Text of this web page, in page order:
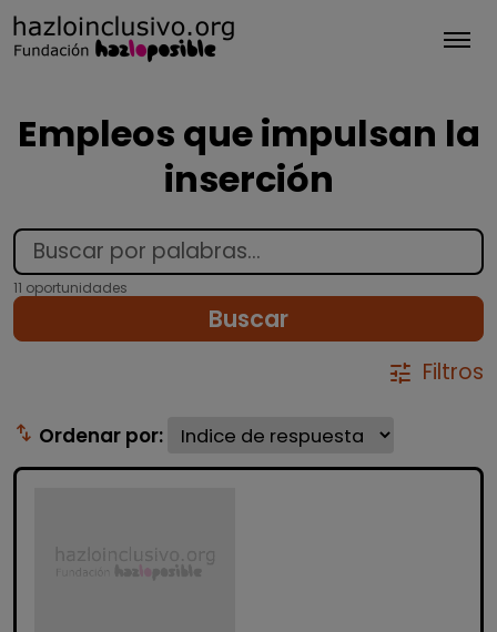
Empleos que impulsan la
inserción
11 oportunidades
Buscar
tune Filtros
swap_vert Ordenar por: